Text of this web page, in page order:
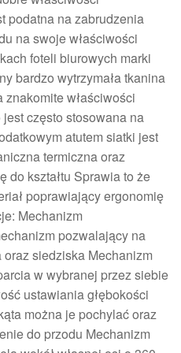
podatna na zabrudzenia
na swoje właściwości
foteli biurowych marki
bardzo wytrzymała tkanina
właściwości
często stosowana na
atutem siatki jest
termiczna oraz
do kształtu Sprawia to że
poprawiający ergonomię
Mechanizm
pozwalający na
siedziska Mechanizm
w wybranej przez siebie
ustawiania głębokości
można je pochylać oraz
do przodu Mechanizm